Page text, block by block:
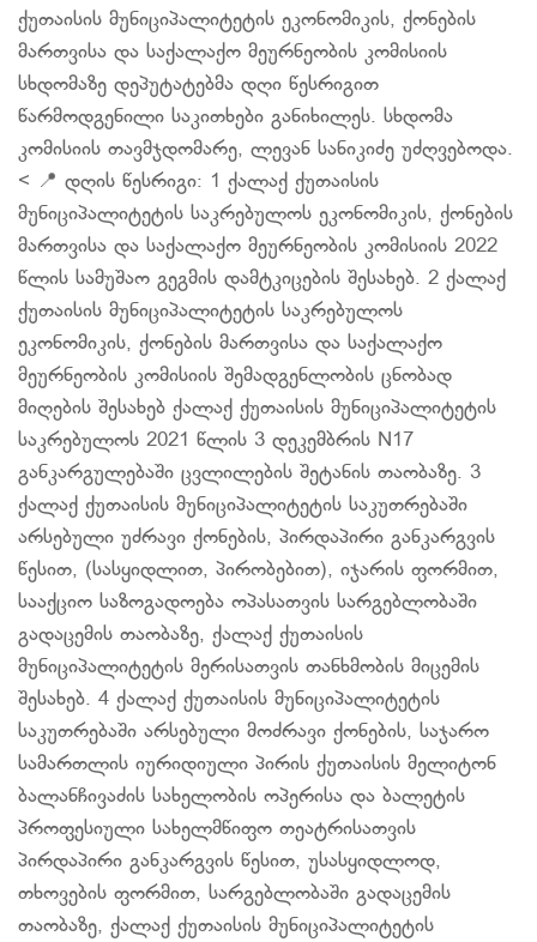
ქუთაისის მუნიციპალიტეტის ეკონომიკის, ქონების
მართვისა და საქალაქო მეურნეობის კომისიის
სხდომაზე დეპუტატებმა დღი წესრიგით
წარმოდგენილი საკითხები განიხილეს. სხდომა
კომისიის თავმჯდომარე, ლევან სანიკიძე უძღვებოდა.
< 📍 დღის წესრიგი: 1 ქალაქ ქუთაისის
მუნიციპალიტეტის საკრებულოს ეკონომიკის, ქონების
მართვისა და საქალაქო მეურნეობის კომისიის 2022
წლის სამუშაო გეგმის დამტკიცების შესახებ. 2 ქალაქ
ქუთაისის მუნიციპალიტეტის საკრებულოს
ეკონომიკის, ქონების მართვისა და საქალაქო
მეურნეობის კომისიის შემადგენლობის ცნობად
მიღების შესახებ ქალაქ ქუთაისის მუნიციპალიტეტის
საკრებულოს 2021 წლის 3 დეკემბრის N17
განკარგულებაში ცვლილების შეტანის თაობაზე. 3
ქალაქ ქუთაისის მუნიციპალიტეტის საკუთრებაში
არსებული უძრავი ქონების, პირდაპირი განკარგვის
წესით, (სასყიდლით, პირობებით), იჯარის ფორმით,
სააქციო საზოგადოება ოპასათვის სარგებლობაში
გადაცემის თაობაზე, ქალაქ ქუთაისის
მუნიციპალიტეტის მერისათვის თანხმობის მიცემის
შესახებ. 4 ქალაქ ქუთაისის მუნიციპალიტეტის
საკუთრებაში არსებული მოძრავი ქონების, საჯარო
სამართლის იურიდიული პირის ქუთაისის მელიტონ
ბალანჩივაძის სახელობის ოპერისა და ბალეტის
პროფესიული სახელმწიფო თეატრისათვის
პირდაპირი განკარგვის წესით, უსასყიდლოდ,
თხოვების ფორმით, სარგებლობაში გადაცემის
თაობაზე, ქალაქ ქუთაისის მუნიციპალიტეტის